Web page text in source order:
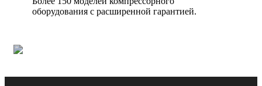
оборудования с расширенной гарантией.